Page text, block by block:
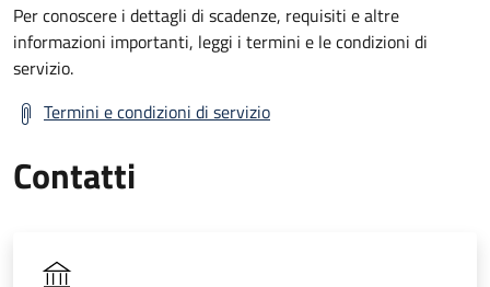
Per conoscere i dettagli di scadenze, requisiti e altre
informazioni importanti, leggi i termini e le condizioni di
servizio.
Termini e condizioni di servizio
Contatti